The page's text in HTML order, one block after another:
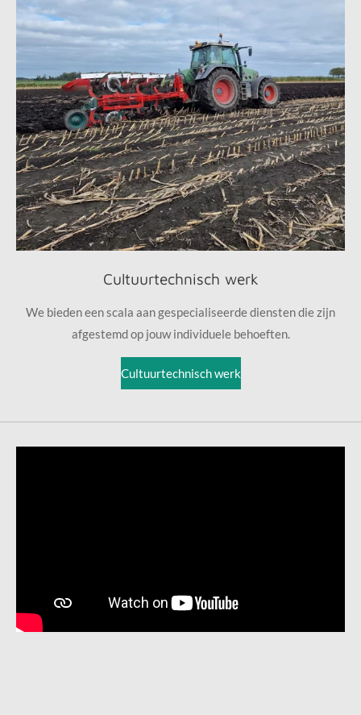
Cultuurtechnisch werk
We bieden een scala aan gespecialiseerde diensten die zijn
afgestemd op jouw individuele behoeften.
Cultuurtechnisch werk